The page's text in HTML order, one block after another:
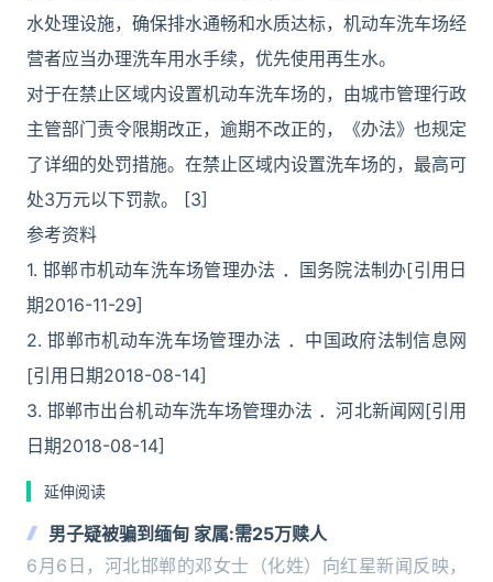
水处理设施，确保排水通畅和水质达标，机动车洗车场经
营者应当办理洗车用水手续，优先使用再生水。
对于在禁止区域内设置机动车洗车场的，由城市管理行政
主管部门责令限期改正，逾期不改正的，《办法》也规定
了详细的处罚措施。在禁止区域内设置洗车场的，最高可
处3万元以下罚款。 [3]
参考资料
1. 邯郸市机动车洗车场管理办法 ．国务院法制办[引用日
期2016-11-29]
2. 邯郸市机动车洗车场管理办法 ．中国政府法制信息网
[引用日期2018-08-14]
3. 邯郸市出台机动车洗车场管理办法 ．河北新闻网[引用
日期2018-08-14]
延伸阅读
男子疑被骗到缅甸 家属:需25万赎人
6月6日，河北邯郸的邓女士（化姓）向红星新闻反映，